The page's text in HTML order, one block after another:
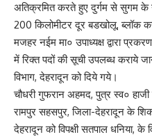
अतिक्रमित करते हुए दुर्गम से सुगम के
200 किलोमीटर दूर बडखोलू, ब्लॉक
मजहर नईम मा० उपाध्यक्ष द्वारा
में रिक्त पदों की सूची उपलब्ध कराये
विभाग, देहरादून को दिये गये।
चौधरी गुफरान अहमद, पुत्र स्व०
रामपुर सहसपुर, जिला-देहरादून के
देहरादून को विपक्षी सतपाल धनिया,